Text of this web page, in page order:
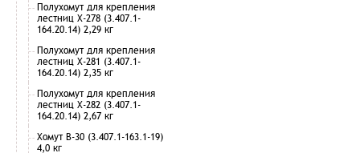
Полухомут для крепления
лестниц Х-278 (3.407.1-
164.20.14) 2,29 кг
Полухомут для крепления
лестниц Х-281 (3.407.1-
164.20.14) 2,35 кг
Полухомут для крепления
лестниц Х-282 (3.407.1-
164.20.14) 2,67 кг
Хомут В-30 (3.407.1-163.1-19)
4,0 кг